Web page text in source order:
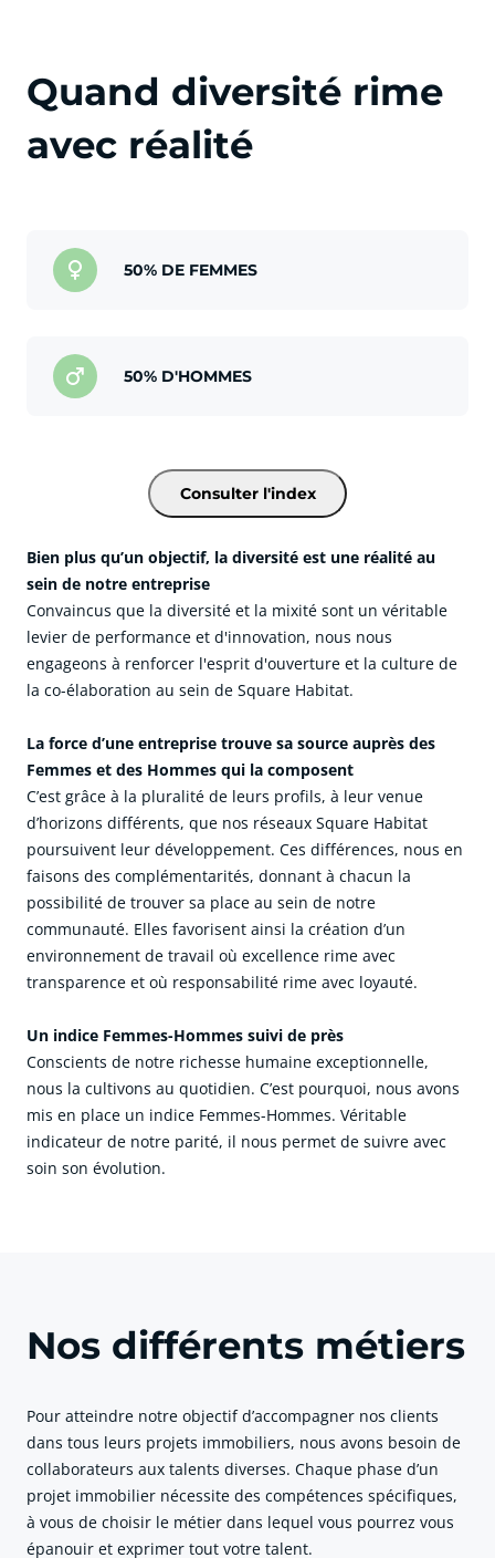
Quand diversité rime
avec réalité
50% DE FEMMES
50% D'HOMMES
Consulter l'index
Bien plus qu’un objectif, la diversité est une réalité au
sein de notre entreprise
Convaincus que la diversité et la mixité sont un véritable
levier de performance et d'innovation, nous nous
engageons à renforcer l'esprit d'ouverture et la culture de
la co-élaboration au sein de Square Habitat.
La force d’une entreprise trouve sa source auprès des
Femmes et des Hommes qui la composent
C’est grâce à la pluralité de leurs profils, à leur venue
d’horizons différents, que nos réseaux Square Habitat
poursuivent leur développement. Ces différences, nous en
faisons des complémentarités, donnant à chacun la
possibilité de trouver sa place au sein de notre
communauté. Elles favorisent ainsi la création d’un
environnement de travail où excellence rime avec
transparence et où responsabilité rime avec loyauté.
Un indice Femmes-Hommes suivi de près
Conscients de notre richesse humaine exceptionnelle,
nous la cultivons au quotidien. C’est pourquoi, nous avons
mis en place un indice Femmes-Hommes. Véritable
indicateur de notre parité, il nous permet de suivre avec
soin son évolution.
Nos différents métiers
Pour atteindre notre objectif d’accompagner nos clients
dans tous leurs projets immobiliers, nous avons besoin de
collaborateurs aux talents diverses. Chaque phase d’un
projet immobilier nécessite des compétences spécifiques,
à vous de choisir le métier dans lequel vous pourrez vous
épanouir et exprimer tout votre talent.